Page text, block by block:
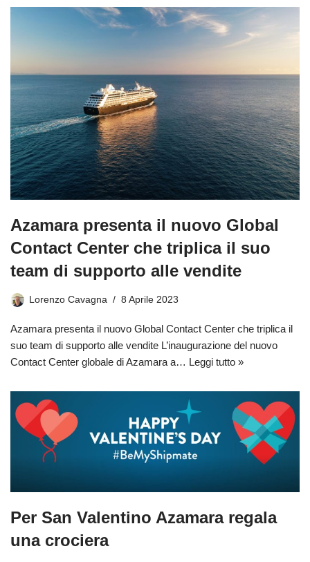
Azamara presenta il nuovo Global
Contact Center che triplica il suo
team di supporto alle vendite
Lorenzo Cavagna 8 Aprile 2023
Azamara presenta il nuovo Global Contact Center che triplica il
suo team di supporto alle vendite L’inaugurazione del nuovo
Contact Center globale di Azamara a… Leggi tutto »
Per San Valentino Azamara regala
una crociera